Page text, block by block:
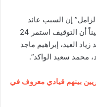
إن السبب عائد
لرغبتهم في السفر إلى إحدى الدول، مبيناً أن التوقيف استمر 24
العيد، إبراهيم ماجد
محمد سعيد الواكد”.
سوريين بينهم قيادي معروف في